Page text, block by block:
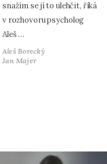
snažím se jí to ulehčit, říká
v rozhovoru psycholog
Aleš …
Aleš Borecký
Jan Majer